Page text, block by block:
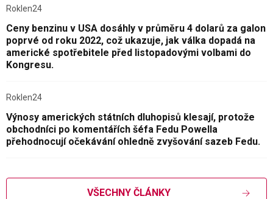
Roklen24
Ceny benzinu v USA dosáhly v průměru 4 dolarů za galon
poprvé od roku 2022, což ukazuje, jak válka dopadá na
americké spotřebitele před listopadovými volbami do
Kongresu.
Roklen24
Výnosy amerických státních dluhopisů klesají, protože
obchodníci po komentářích šéfa Fedu Powella
přehodnocují očekávání ohledně zvyšování sazeb Fedu.
VŠECHNY ČLÁNKY